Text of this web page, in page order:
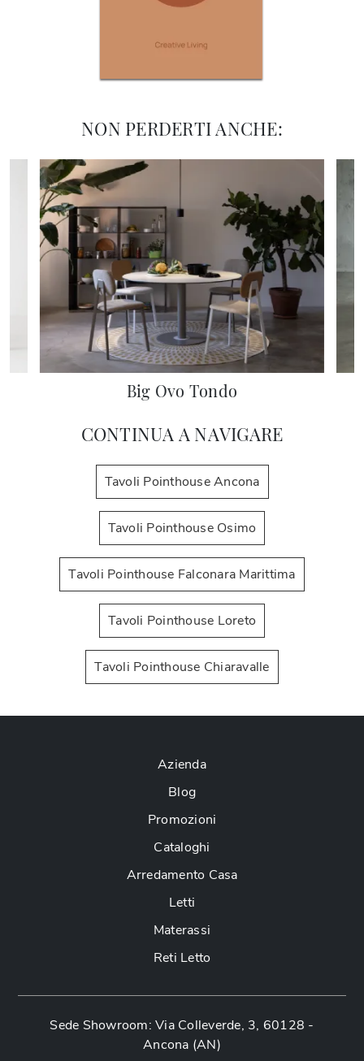
NON PERDERTI ANCHE:
Big Ovo Tondo
CONTINUA A NAVIGARE
Tavoli Pointhouse Ancona
Tavoli Pointhouse Osimo
Tavoli Pointhouse Falconara Marittima
Tavoli Pointhouse Loreto
Tavoli Pointhouse Chiaravalle
Azienda
Blog
Promozioni
Cataloghi
Arredamento Casa
Letti
Materassi
Reti Letto
Sede Showroom: Via Colleverde, 3, 60128 -
Ancona (AN)